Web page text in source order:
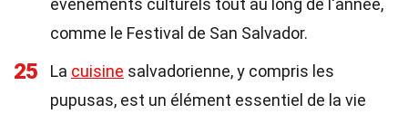
événements culturels tout au long de l'année,
comme le Festival de San Salvador.
25 La cuisine salvadorienne, y compris les
pupusas, est un élément essentiel de la vie